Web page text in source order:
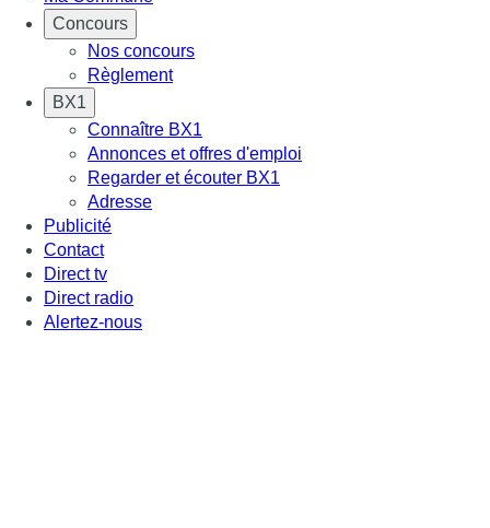
Concours
Nos concours
Règlement
BX1
Connaître BX1
Annonces et offres d'emploi
Regarder et écouter BX1
Adresse
Publicité
Contact
Direct tv
Direct radio
Alertez-nous